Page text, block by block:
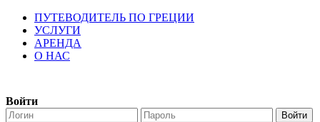
ПУТЕВОДИТЕЛЬ ПО ГРЕЦИИ
УСЛУГИ
АРЕНДА
О НАС
Войти
Войти